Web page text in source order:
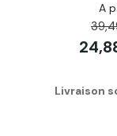
A
Livraison